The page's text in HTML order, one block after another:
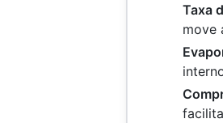
Taxa
move